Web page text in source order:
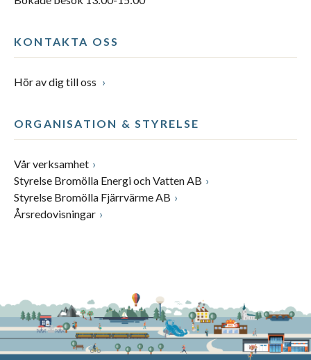
KONTAKTA OSS
Hör av dig till oss
ORGANISATION & STYRELSE
Vår verksamhet
Styrelse Bromölla Energi och Vatten AB
Styrelse Bromölla Fjärrvärme AB
Årsredovisningar